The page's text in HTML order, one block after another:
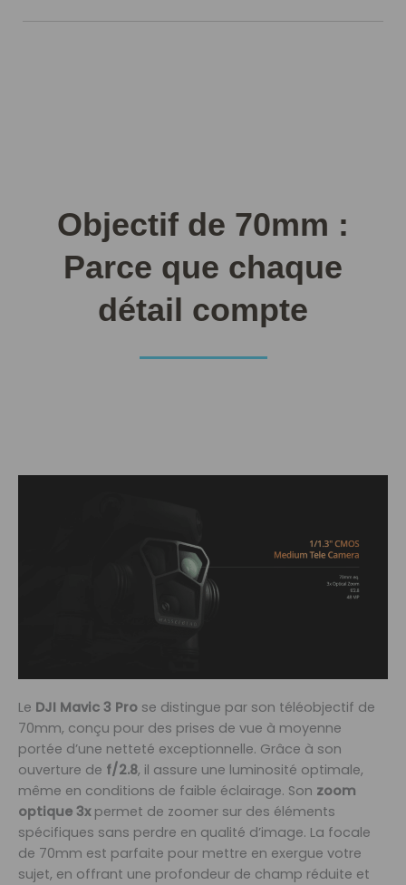
Objectif de 70mm :
Parce que chaque
détail compte
Le DJI Mavic 3 Pro se distingue par son téléobjectif de
70mm, conçu pour des prises de vue à moyenne
portée d’une netteté exceptionnelle. Grâce à son
ouverture de f/2.8, il assure une luminosité optimale,
même en conditions de faible éclairage. Son zoom
optique 3xpermet de zoomer sur des éléments
spécifiques sans perdre en qualité d’image. La focale
de 70mm est parfaite pour mettre en exergue votre
sujet, en offrant une profondeur de champ réduite et